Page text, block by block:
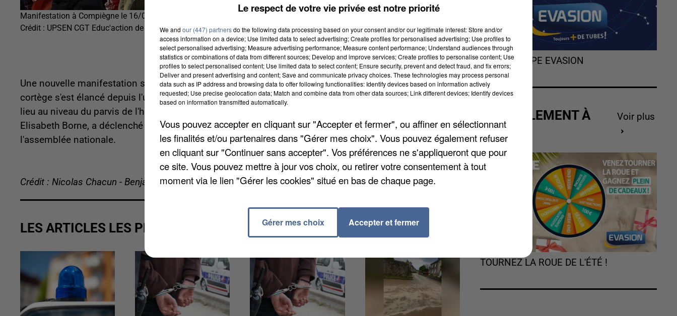
Manifestation à Compiègne le 16/03/2023
Crédit : UPSEN CGT Educ'action de Picardie
Une nouvelle manifestation s'est tenue dans le cadre de la réforme des retraites, jeudi 16 mars. Le
cortège s'est élancé depuis l'université technologique de Compiègne. Diverses prises de parole ont eu
lieu au niveau du parvis de l'hôtel de ville. Une nouvelle protestation alors que la première ministre,
Elisabeth Borne, a déclenché hier le 49.3. Le projet de loi ne sera donc pas sujet au vote de
l'assemblée nationale.
Crédit : Nicolas Chacun - Benjamin Swiniarski
LES ARTICLES LES PLUS VUS
L'HOROSCOPE EVASION
ACTUELLEMENT À
GAGNER
Voir plus
TOURNEZ LA ROUE DE L'ÉTÉ !
Le respect de votre vie privée est notre priorité
We and our (447) partnersdo the following data processing based on your consent and/or our legitimate interest: Store and/or
access information on a device; Use limited data to select advertising; Create profiles for personalised advertising; Use profiles to
select personalised advertising; Measure advertising performance; Measure content performance; Understand audiences through
statistics or combinations of data from different sources; Develop and improve services; Create profiles to personalise content; Use
profiles to select personalised content; Use limited data to select content; Ensure security, prevent and detect fraud, and fix errors;
Deliver and present advertising and content; Save and communicate privacy choices. These technologies may process personal
data such as IP address and browsing data to offer following functionalities: Identify devices based on information actively
requested; Use precise geolocation data; Match and combine data from other data sources; Link different devices; Identify devices
based on information transmitted automatically.
Vous pouvez accepter en cliquant sur "Accepter et fermer", ou affiner en sélectionnant
les finalités et/ou partenaires dans "Gérer mes choix". Vous pouvez également refuser
en cliquant sur "Continuer sans accepter". Vos préférences ne s'appliqueront que pour
ce site. Vous pouvez mettre à jour vos choix, ou retirer votre consentement à tout
moment via le lien "Gérer les cookies" situé en bas de chaque page.
Gérer mes choix Accepter et fermer